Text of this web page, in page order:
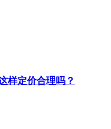
样定价合理吗？